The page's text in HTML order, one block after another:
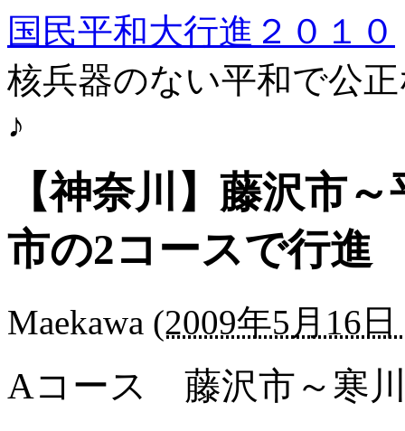
国民平和大行進２０１０
核兵器のない平和で公
♪
【神奈川】藤沢市
市の2コースで行進
Maekawa (2009年5月16日
Aコース 藤沢市～寒